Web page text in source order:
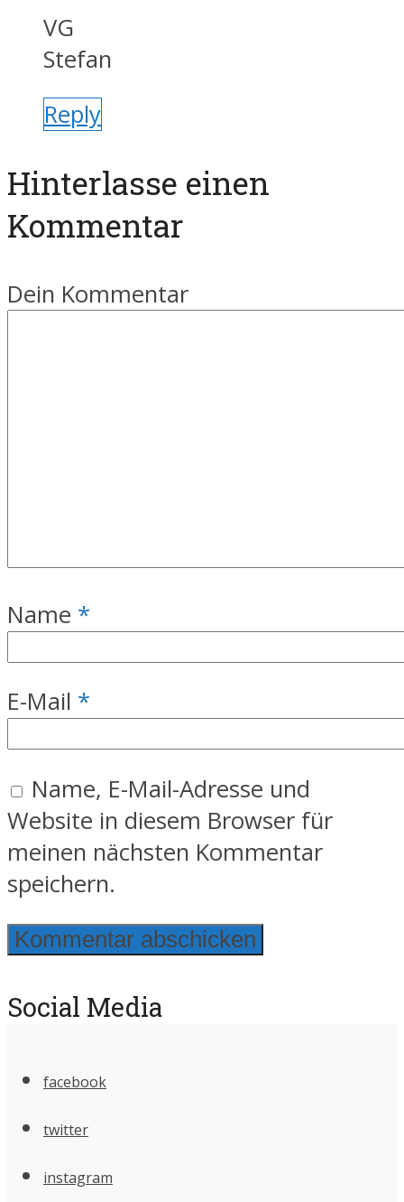
VG
Stefan
Reply
Hinterlasse einen
Kommentar
Dein Kommentar
Name *
E-Mail *
Name, E-Mail-Adresse und
Website in diesem Browser für
meinen nächsten Kommentar
speichern.
Social Media
facebook
twitter
instagram